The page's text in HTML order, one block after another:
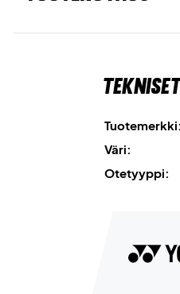
Tuotemerkki:
Väri:
Otetyyppi: